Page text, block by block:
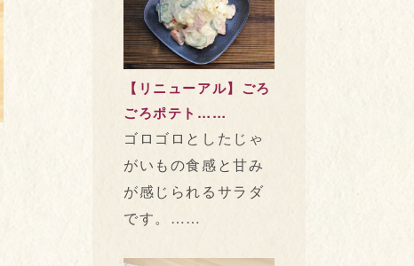
【リニューアル】ごろ
ごろポテト……
ゴロゴロとしたじゃ
がいもの食感と甘み
が感じられるサラダ
です。……